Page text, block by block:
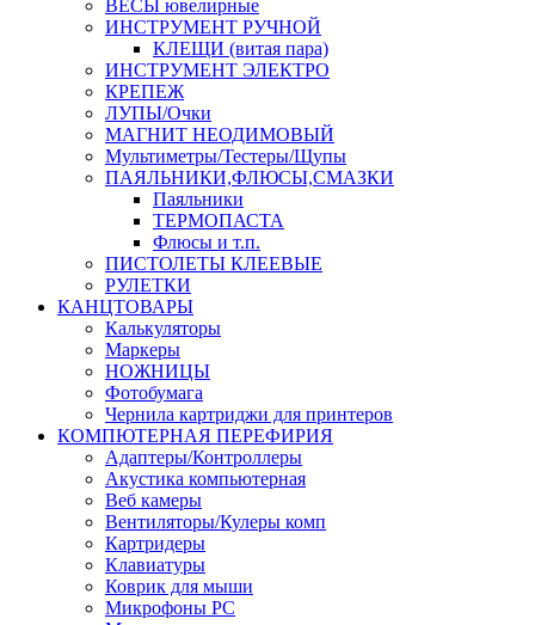
ВЕСЫ ювелирные
ИНСТРУМЕНТ РУЧНОЙ
КЛЕЩИ (витая пара)
ИНСТРУМЕНТ ЭЛЕКТРО
КРЕПЕЖ
ЛУПЫ/Очки
МАГНИТ НЕОДИМОВЫЙ
Мультиметры/Тестеры/Щупы
ПАЯЛЬНИКИ,ФЛЮСЫ,СМАЗКИ
Паяльники
ТЕРМОПАСТА
Флюсы и т.п.
ПИСТОЛЕТЫ КЛЕЕВЫЕ
РУЛЕТКИ
КАНЦТОВАРЫ
Калькуляторы
Маркеры
НОЖНИЦЫ
Фотобумага
Чернила картриджи для принтеров
КОМПЮТЕРНАЯ ПЕРЕФИРИЯ
Адаптеры/Контроллеры
Акустика компьютерная
Веб камеры
Вентиляторы/Кулеры комп
Картридеры
Клавиатуры
Коврик для мыши
Микрофоны PC